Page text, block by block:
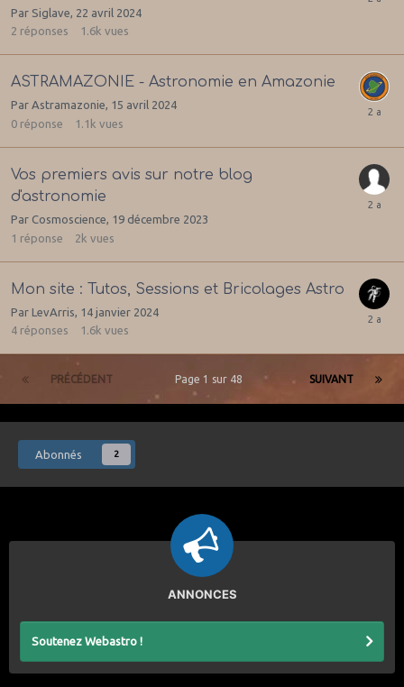
Par Siglave 22 avril 2024
2 réponses 1.6k vues
ASTRAMAZONIE - Astronomie en Amazonie
Par Astramazonie, 15 avril 2024
0 réponse 1.1k vues
Vos premiers avis sur notre blog
d'astronomie
Par Cosmoscience, 19 décembre 2023
1 réponse 2k vues
Mon site : Tutos, Sessions et Bricolages Astro
Par LevArris 14 janvier 2024
4 réponses 1.6k vues
PRÉCÉDENT SUIVANT
Page 1 sur 48
Abonnés 2
ANNONCES
Soutenez Webastro !